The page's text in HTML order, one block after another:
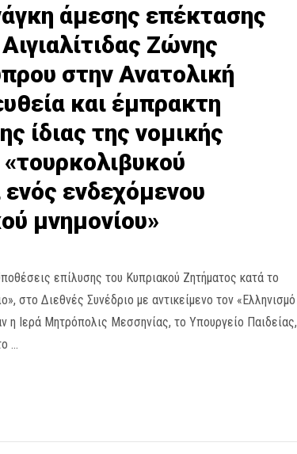
άμεσης επέκτασης
Ζώνης
στην Ανατολική
και έμπρακτη
ίδιας της νομικής
ενός ενδεχόμενου
μνημονίου»
επίλυσης του Κυπριακού Ζητήματος κατά το
στο Διεθνές Συνέδριο με αντικείμενο τον «Ελληνισμό
η Ιερά Μητρόπολις Μεσσηνίας, το Υπουργείο Παιδείας,
…